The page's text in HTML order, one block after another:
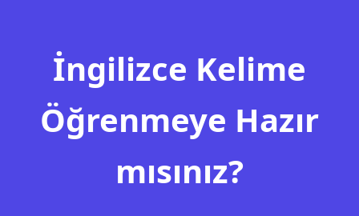
İngilizce Kelime
Öğrenmeye Hazır
mısınız?